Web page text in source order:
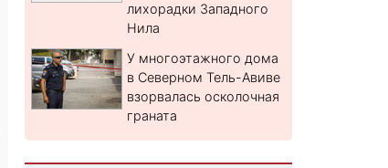
лихорадки Западного
Нила
У многоэтажного дома
в Северном Тель-Авиве
взорвалась осколочная
граната